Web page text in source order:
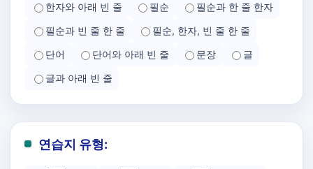
한자와 아래 빈 줄
필순
필순과 한 줄 한자
필순과 빈 줄 한 줄
필순, 한자, 빈 줄 한 줄
단어
단어와 아래 빈 줄 문장
글
글과 아래 빈 줄
연습지 유형: